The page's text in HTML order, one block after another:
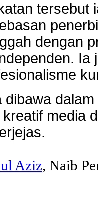
tersebut
dengan
dibawa
media
Aziz, Naib